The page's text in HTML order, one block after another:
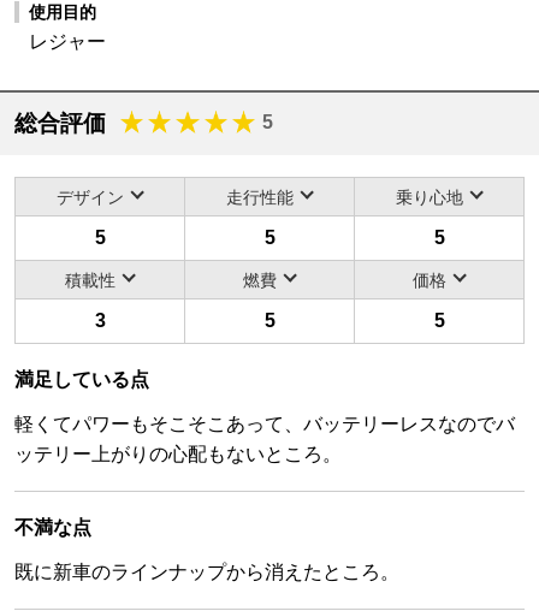
使用目的
レジャー
総合評価 5
デザイン 走行性能 乗り心地
5 5 5
積載性 燃費 価格
3 5 5
満足している点
軽くてパワーもそこそこあって、バッテリーレスなのでバ
ッテリー上がりの心配もないところ。
不満な点
既に新車のラインナップから消えたところ。